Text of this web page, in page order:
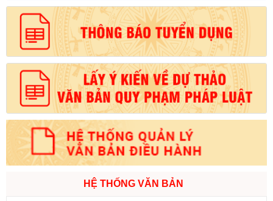
HỆ THỐNG VĂN BẢN